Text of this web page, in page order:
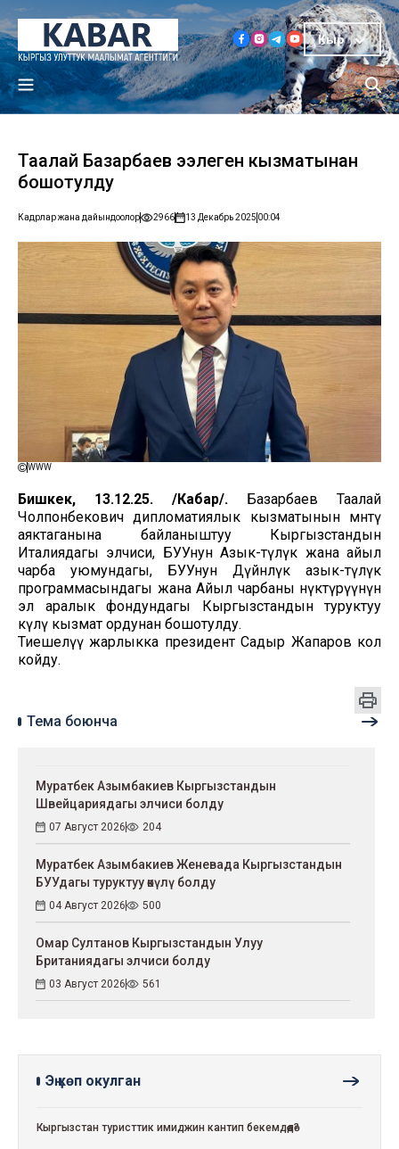
Кыр
Таалай Базарбаев ээлеген кызматынан
бошотулду
Кадрлар жана дайындоолор 2966 13 Декабрь 2025 00:04
WWW
Бишкек, 13.12.25. /Кабар/. Базарбаев Таалай
Чолпонбекович дипломатиялык кызматынын мөөнөтү
аяктаганына байланыштуу Кыргызстандын
Италиядагы элчиси, БУУнун Азык-түлүк жана айыл
чарба уюмундагы, БУУнун Дүйнөлүк азык-түлүк
программасындагы жана Айыл чарбаны өнүктүрүүнүн
эл аралык фондундагы Кыргызстандын туруктуу
өкүлү кызмат ордунан бошотулду.
Тиешелүү жарлыкка президент Садыр Жапаров кол
койду.
Тема боюнча
Муратбек Азымбакиев Кыргызстандын
Швейцариядагы элчиси болду
07 Август 2026 204
Муратбек Азымбакиев Женевада Кыргызстандын
БУУдагы туруктуу өкүлү болду
04 Август 2026 500
Омар Султанов Кыргызстандын Улуу
Британиядагы элчиси болду
03 Август 2026 561
Эң көп окулган
Кыргызстан туристтик имиджин кантип бекемдөөдө?